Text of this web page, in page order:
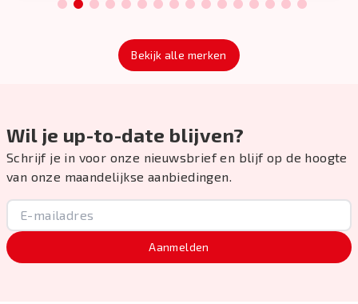
1 2 3 4 5 6 7 8 9 10 11 12 13 14 15 16
Bekijk alle merken
Wil je up-to-date blijven?
Schrijf je in voor onze nieuwsbrief en blijf op de hoogte
van onze maandelijkse aanbiedingen.
Aanmelden